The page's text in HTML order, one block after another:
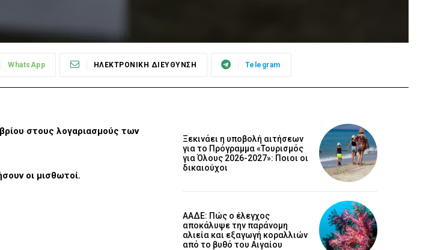
WhatsApp ΗΛΕΚΤΡΟΝΙΚΗ ΔΙΕΥΘΥΝΣΗ Telegram
στους λογαριασμούς των
οι μισθωτοί.
Ξεκινάει η υποβολή αιτήσεων
για το Πρόγραμμα «Τουρισμός
για Όλους 2026-2027»: Ποιοι οι
δικαιούχοι
ΑΑΔΕ: Πώς ο έλεγχος
αποκάλυψε την παράνομη
αλιεία και εξαγωγή κοραλλιών
από το βυθό του Αιγαίου